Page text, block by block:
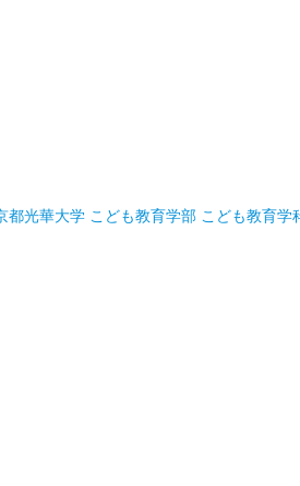
都光華大学 こども教育学部 こども教育学